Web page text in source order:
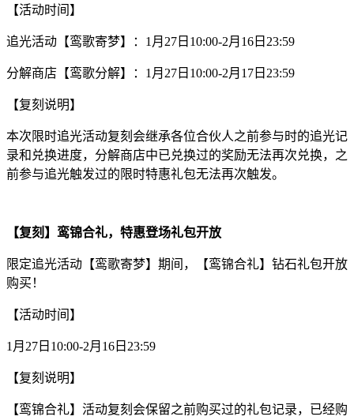
【活动时间】
追光活动【鸾歌寄梦】：1月27日10:00-2月16日23:59
分解商店【鸾歌分解】：1月27日10:00-2月17日23:59
【复刻说明】
本次限时追光活动复刻会继承各位合伙人之前参与时的追光记
录和兑换进度，分解商店中已兑换过的奖励无法再次兑换，之
前参与追光触发过的限时特惠礼包无法再次触发。
【复刻】鸾锦合礼，特惠登场礼包开放
限定追光活动【鸾歌寄梦】期间，【鸾锦合礼】钻石礼包开放
购买！
【活动时间】
1月27日10:00-2月16日23:59
【复刻说明】
【鸾锦合礼】活动复刻会保留之前购买过的礼包记录，已经购